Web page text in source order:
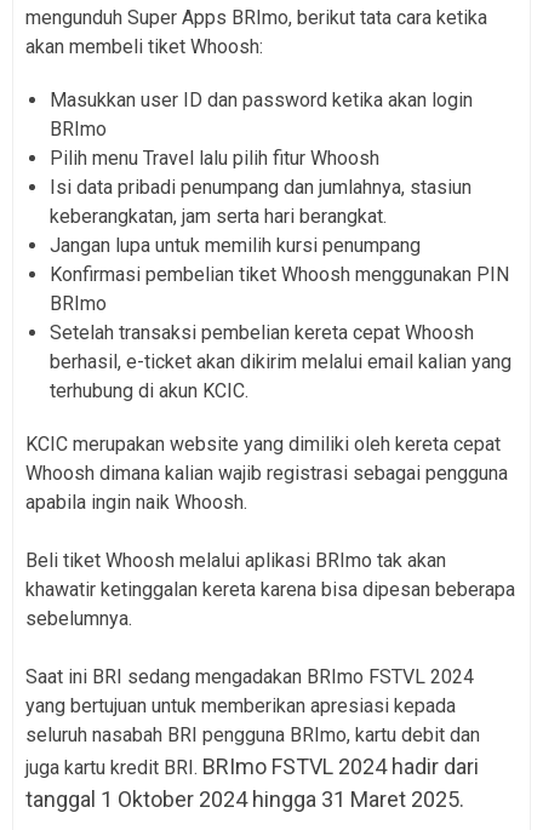
mengunduh Super Apps BRImo, berikut tata cara ketika
akan membeli tiket Whoosh:
Masukkan user ID dan password ketika akan login
BRImo
Pilih menu Travel lalu pilih fitur Whoosh
Isi data pribadi penumpang dan jumlahnya, stasiun
keberangkatan, jam serta hari berangkat.
Jangan lupa untuk memilih kursi penumpang
Konfirmasi pembelian tiket Whoosh menggunakan PIN
BRImo
Setelah transaksi pembelian kereta cepat Whoosh
berhasil, e-ticket akan dikirim melalui email kalian yang
terhubung di akun KCIC.
KCIC merupakan website yang dimiliki oleh kereta cepat
Whoosh dimana kalian wajib registrasi sebagai pengguna
apabila ingin naik Whoosh.
Beli tiket Whoosh melalui aplikasi BRImo tak akan
khawatir ketinggalan kereta karena bisa dipesan beberapa
sebelumnya.
Saat ini BRI sedang mengadakan BRImo FSTVL 2024
yang bertujuan untuk memberikan apresiasi kepada
seluruh nasabah BRI pengguna BRImo, kartu debit dan
juga kartu kredit BRI. BRImo FSTVL 2024hadir dari
tanggal 1 Oktober 2024 hingga 31 Maret 2025.